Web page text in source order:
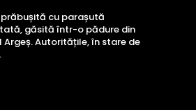
prăbușită cu parașută
găsită într-o pădure din
Argeș. Autoritățile, în stare de